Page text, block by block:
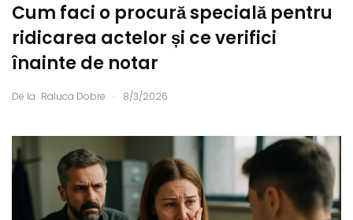
Cum faci o procură specială pentru
ridicarea actelor și ce verifici
înainte de notar
De la Raluca Dobre . 8/3/2026